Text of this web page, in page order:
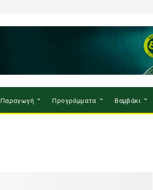
Παραγωγή Προγράμματα Βαμβάκι